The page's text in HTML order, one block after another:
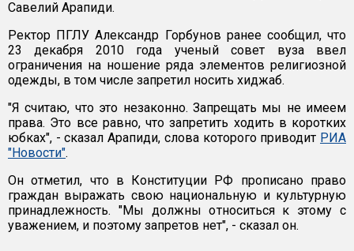
Савелий Арапиди.
Ректор ПГЛУ Александр Горбунов ранее сообщил, что
23 декабря 2010 года ученый совет вуза ввел
ограничения на ношение ряда элементов религиозной
одежды, в том числе запретил носить хиджаб.
"Я считаю, что это незаконно. Запрещать мы не имеем
права. Это все равно, что запретить ходить в коротких
юбках", - сказал Арапиди, слова которого приводит РИА
"Новости".
Он отметил, что в Конституции РФ прописано право
граждан выражать свою национальную и культурную
принадлежность. "Мы должны относиться к этому с
уважением, и поэтому запретов нет", - сказал он.